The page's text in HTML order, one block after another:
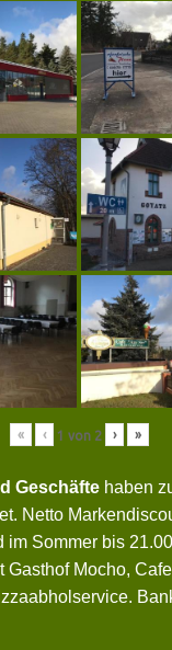
« ‹ 1 von 2 › »
Geschäfte haben
Netto
im Sommer bis
Gasthof Mocho,